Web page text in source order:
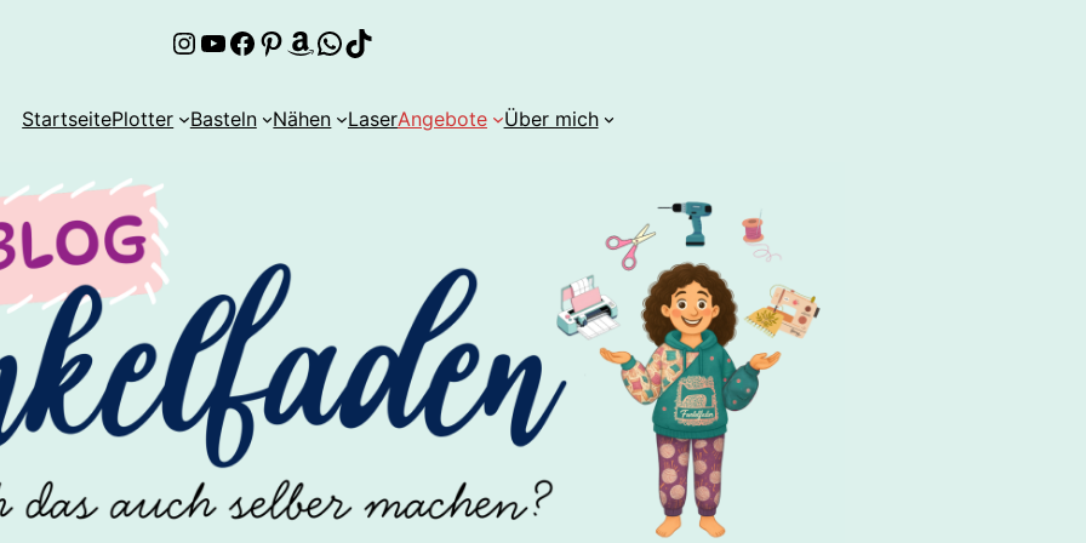
Instagram
YouTube
Facebook
Pinterest
Amazon
WhatsApp
TikTok
StartseitePlotter Basteln Nähen LaserAngebote Über mich